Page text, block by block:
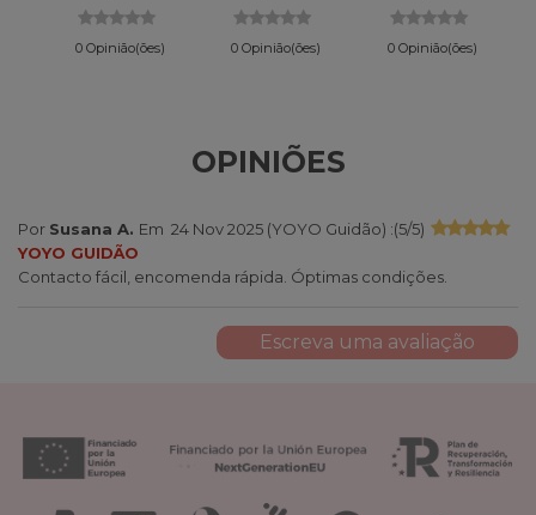
0 Opinião(ões) 0 Opinião(ões) 0 Opinião(ões)
OPINIÕES
Por Susana A. Em 24 Nov 2025 (YOYO Guidão) :(5/5)
YOYO GUIDÃO
Contacto fácil, encomenda rápida. Óptimas condições.
Escreva uma avaliação